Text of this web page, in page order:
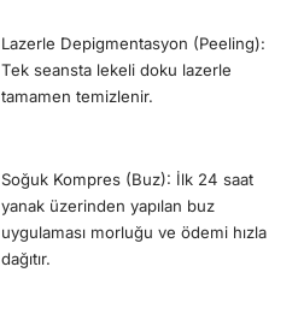
Lazerle Depigmentasyon (Peeling):
Tek seansta lekeli doku lazerle
tamamen temizlenir.
Soğuk Kompres (Buz): İlk 24 saat
yanak üzerinden yapılan buz
uygulaması morluğu ve ödemi hızla
dağıtır.